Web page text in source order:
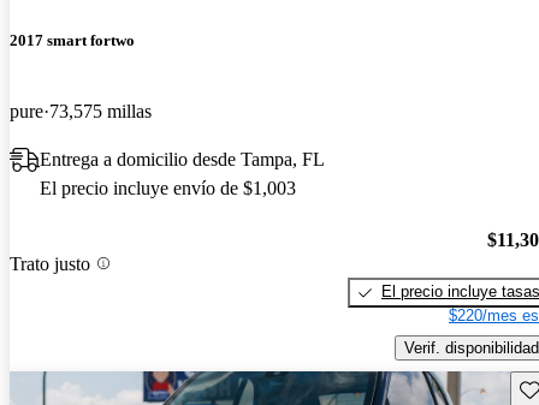
2017 smart fortwo
pure 73,575 millas
Entrega a domicilio desde Tampa, FL
El precio incluye envío de $1,003
Trato justo
El precio incluye tasas
$220/mes
Verif. disponibilidad